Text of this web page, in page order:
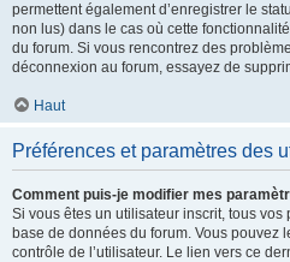
permettent également d’enregistrer le
non lus) dans le cas où cette
du forum. Si vous rencontrez des
déconnexion au forum, essayez de
Haut
Préférences et paramètres des
Comment puis-je modifier mes
Si vous êtes un utilisateur inscrit, tous
base de données du forum. Vous pouvez
contrôle de l’utilisateur. Le lien vers ce